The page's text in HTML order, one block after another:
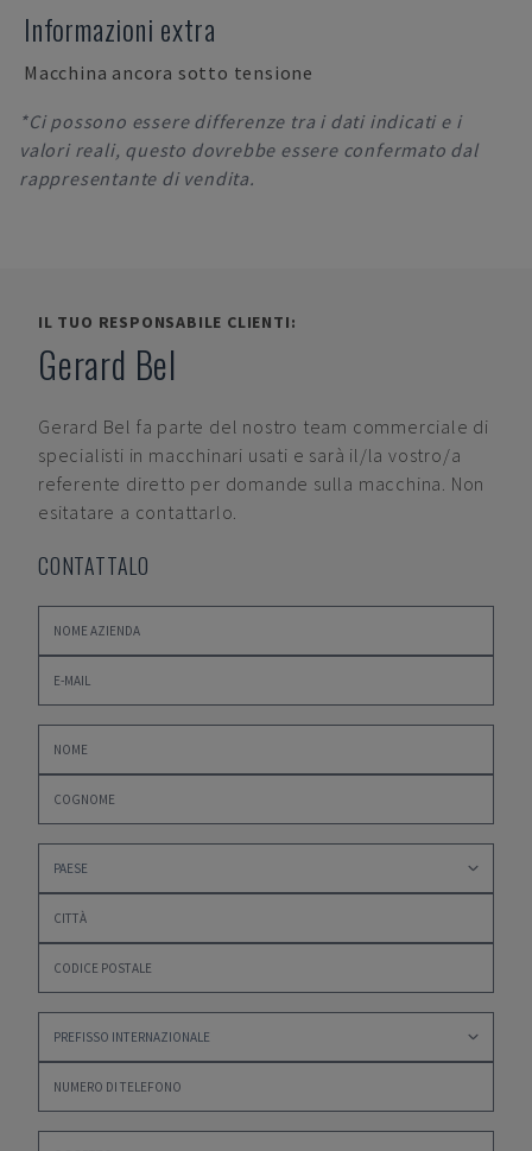
Informazioni extra
Macchina ancora sotto tensione
*Ci possono essere differenze tra i dati indicati e i
valori reali, questo dovrebbe essere confermato dal
rappresentante di vendita.
IL TUO RESPONSABILE CLIENTI:
Gerard Bel
Gerard Bel fa parte del nostro team commerciale di
specialisti in macchinari usati e sarà il/la vostro/a
referente diretto per domande sulla macchina. Non
esitatare a contattarlo.
CONTATTALO